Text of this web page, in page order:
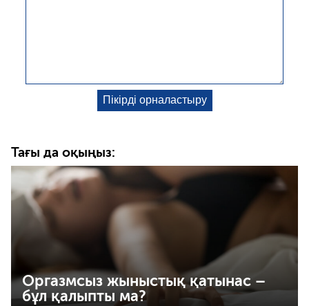
Тағы да оқыңыз:
Оргазмсыз жыныстық қатынас –
бұл қалыпты ма?